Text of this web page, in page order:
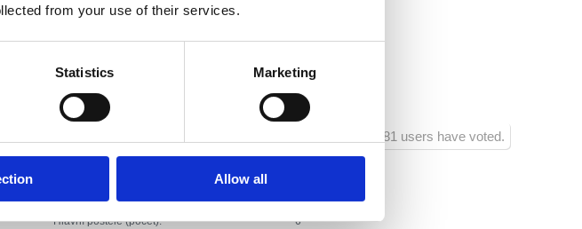
from your use of their services.
Statistics Marketing
Allow all
Vzdálenost od spportovního vybavení:
681 users have voted.
Apartmán
Broj jedinica:
2
Hlavní postele (počet):
6